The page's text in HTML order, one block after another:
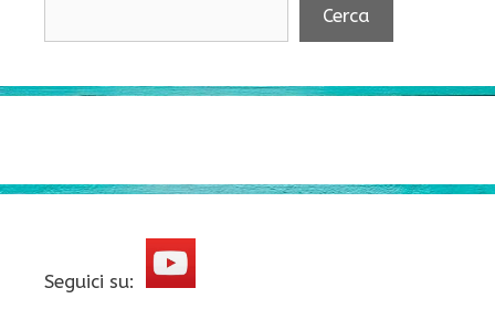
Cerca
Seguici su: